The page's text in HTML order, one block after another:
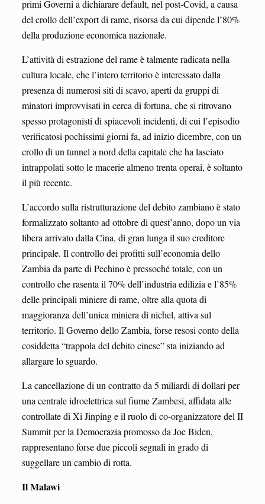
primi Governi a dichiarare default, nel post-Covid, a causa
del crollo dell’export di rame, risorsa da cui dipende l’80%
della produzione economica nazionale.
L’attività di estrazione del rame è talmente radicata nella
cultura locale, che l’intero territorio è interessato dalla
presenza di numerosi siti di scavo, aperti da gruppi di
minatori improvvisati in cerca di fortuna, che si ritrovano
spesso protagonisti di spiacevoli incidenti, di cui l’episodio
verificatosi pochissimi giorni fa, ad inizio dicembre, con un
crollo di un tunnel a nord della capitale che ha lasciato
intrappolati sotto le macerie almeno trenta operai, è soltanto
il più recente.
L’accordo sulla ristrutturazione del debito zambiano è stato
formalizzato soltanto ad ottobre di quest’anno, dopo un via
libera arrivato dalla Cina, di gran lunga il suo creditore
principale. Il controllo dei profitti sull’economia dello
Zambia da parte di Pechino è pressoché totale, con un
controllo che rasenta il 70% dell’industria edilizia e l’85%
delle principali miniere di rame, oltre alla quota di
maggioranza dell’unica miniera di nichel, attiva sul
territorio. Il Governo dello Zambia, forse resosi conto della
cosiddetta “trappola del debito cinese” sta iniziando ad
allargare lo sguardo.
La cancellazione di un contratto da 5 miliardi di dollari per
una centrale idroelettrica sul fiume Zambesi, affidata alle
controllate di Xi Jinping e il ruolo di co-organizzatore del II
Summit per la Democrazia promosso da Joe Biden,
rappresentano forse due piccoli segnali in grado di
suggellare un cambio di rotta.
Il Malawi